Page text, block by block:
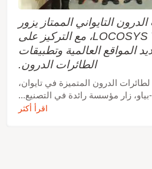
التايواني الممتاز يزور
LOCOSYS Technology، مع التركيز على
المواقع العالمية وتطبيقات
الطائرات الدرون.
الدرون المتميزة في تايوان،
زار مؤسسة رائدة في التصنيع...
اقرأ أكثر